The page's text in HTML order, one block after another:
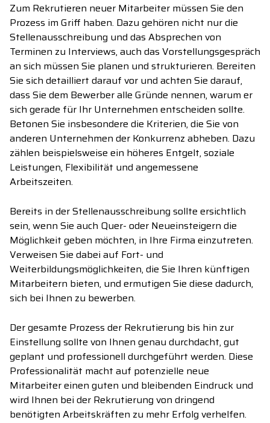
Zum Rekrutieren neuer Mitarbeiter müssen Sie den
Prozess im Griff haben. Dazu gehören nicht nur die
Stellenausschreibung und das Absprechen von
Terminen zu Interviews, auch das Vorstellungsgespräch
an sich müssen Sie planen und strukturieren. Bereiten
Sie sich detailliert darauf vor und achten Sie darauf,
dass Sie dem Bewerber alle Gründe nennen, warum er
sich gerade für Ihr Unternehmen entscheiden sollte.
Betonen Sie insbesondere die Kriterien, die Sie von
anderen Unternehmen der Konkurrenz abheben. Dazu
zählen beispielsweise ein höheres Entgelt, soziale
Leistungen, Flexibilität und angemessene
Arbeitszeiten.
Bereits in der Stellenausschreibung sollte ersichtlich
sein, wenn Sie auch Quer- oder Neueinsteigern die
Möglichkeit geben möchten, in Ihre Firma einzutreten.
Verweisen Sie dabei auf Fort- und
Weiterbildungsmöglichkeiten, die Sie Ihren künftigen
Mitarbeitern bieten, und ermutigen Sie diese dadurch,
sich bei Ihnen zu bewerben.
Der gesamte Prozess der Rekrutierung bis hin zur
Einstellung sollte von Ihnen genau durchdacht, gut
geplant und professionell durchgeführt werden. Diese
Professionalität macht auf potenzielle neue
Mitarbeiter einen guten und bleibenden Eindruck und
wird Ihnen bei der Rekrutierung von dringend
benötigten Arbeitskräften zu mehr Erfolg verhelfen.